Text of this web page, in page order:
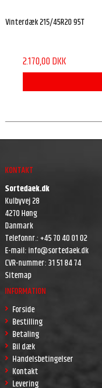
Vinterdæk 215/45R20 95T
2.170,00 DKK
KONTAKT
Sortedaek.dk
Kulbyvej 28
4270 Høng
Danmark
Telefonnr.:+45 70 40 01 02
E-mail:info@sortedaek.dk
CVR-nummer:31 51 84 74
Sitemap
INFORMATION
Forside
Bestilling
Betaling
Bil dæk
Handelsbetingelser
Kontakt
Levering